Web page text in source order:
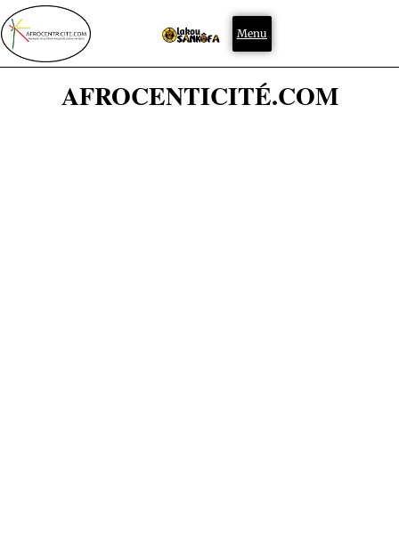
Menu
AFROCENTICITÉ.COM